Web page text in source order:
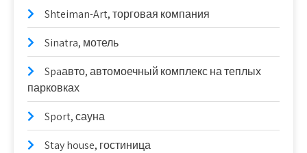
Shteiman-Art, торговая компания
Sinatra, мотель
Spaавто, автомоечный комплекс на теплых
парковках
Sport, сауна
Stay house, гостиница